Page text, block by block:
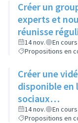
Créer un
experts et
réunisse
suivre les
14 nov.
En
Propositions en
Créer une
disponible en
sociaux…
14 nov.
En
Propositions en